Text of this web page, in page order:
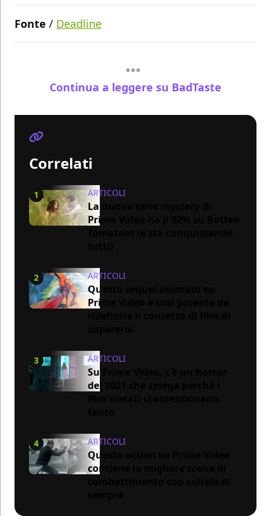
Fonte / Deadline
Continua a leggere su BadTaste
Correlati
1 ARTICOLI
La nuova serie mystery di
Prime Video ha il 92% su Rotten
2 ARTICOLI
Questo sequel animato su
Prime Video è così potente da
3 ARTICOLI
Su Prime Video, c'è un horror
del 2021 che spiega perché i
4 ARTICOLI
Questo action su Prime Video
contiene la migliore scena di